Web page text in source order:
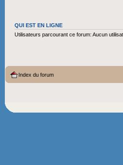
QUI EST EN LIGNE
Utilisateurs parcourant ce forum: Aucun
Index du forum